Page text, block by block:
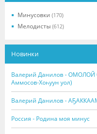
Минусовки (170)
Мелодисты (612)
Новинки
Валерий Данилов - ОМОЛОЙ
Аммосов-Хоһуун уол)
Валерий Данилов -
Россия - Родина моя минус